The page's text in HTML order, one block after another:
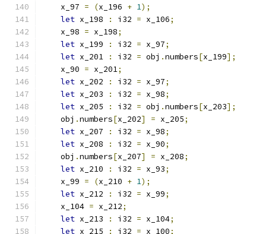
    x_97
= (x_196 + 1);
let x_198 : i32 = x_106;
    x_98
= x_198;
let x_199 : i32 = x_97;
let x_201 : i32 = obj .numbers[x_199];
    x_90
= x_201;
let x_202 : i32 = x_97;
let x_203 : i32 = x_98;
let x_205 : i32 = obj .numbers[x_203];
    obj
.numbers[x_202] = x_205;
let x_207 : i32 = x_98;
let x_208 : i32 = x_90;
    obj
.numbers[x_207] = x_208;
let x_210 : i32 = x_93;
    x_99
= (x_210 + 1);
let x_212 : i32 = x_99;
    x_104
= x_212;
let x_213 : i32 = x_104;
let x_215 : i32 = x_100;